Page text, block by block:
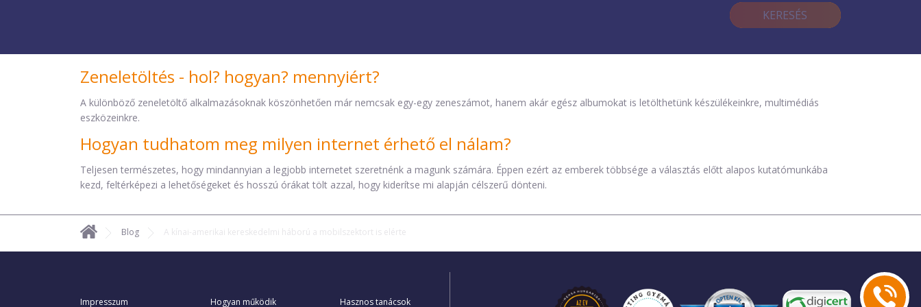
KERESÉS
Zeneletöltés - hol? hogyan? mennyiért?
A különböző zeneletöltő alkalmazásoknak köszönhetően már nemcsak egy-egy zeneszámot, hanem akár egész albumokat is letölthetünk készülékeinkre, multimédiás
eszközeinkre.
Hogyan tudhatom meg milyen internet érhető el nálam?
Teljesen természetes, hogy mindannyian a legjobb internetet szeretnénk a magunk számára. Éppen ezért az emberek többsége a választás előtt alapos kutatómunkába
kezd, feltérképezi a lehetőségeket és hosszú órákat tölt azzal, hogy kiderítse mi alapján célszerű dönteni.
Blog A kínai-amerikai kereskedelmi háború a mobilszektort is elérte
Impresszum Hogyan működik Hasznos tanácsok